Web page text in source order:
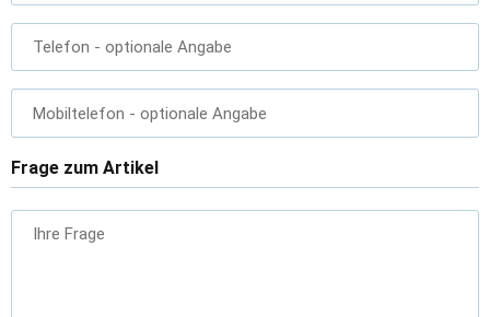
Telefon - optionale Angabe
Mobiltelefon - optionale Angabe
Frage zum Artikel
Ihre Frage